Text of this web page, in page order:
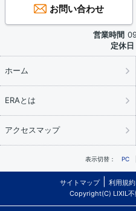
お問い合わせ
営業時間
定休日
ホーム
ERAとは
アクセスマップ
表示切替： PC
サイトマップ 利用規約
Copyright(C) LIXIL不